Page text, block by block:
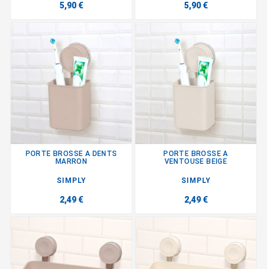
5,90 € 5,90 €
PORTE BROSSE A DENTS
MARRON
SIMPLY
2,49 €
PORTE BROSSE A
VENTOUSE BEIGE
SIMPLY
2,49 €